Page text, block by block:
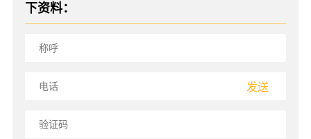
下资料：
发送